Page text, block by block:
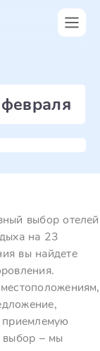
выбор отелей
на 23
вы найдете
приемлемую
выбор – мы